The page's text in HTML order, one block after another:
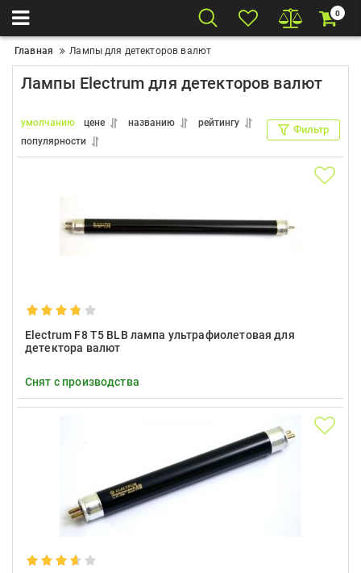
0
Главная Лампы для детекторов валют
Лампы Electrum для детекторов валют
умолчанию цене названию
рейтингу
популярности
Фильтр
Electrum F8 T5 BLB лампа ультрафиолетовая для
детектора валют
Снят с производства